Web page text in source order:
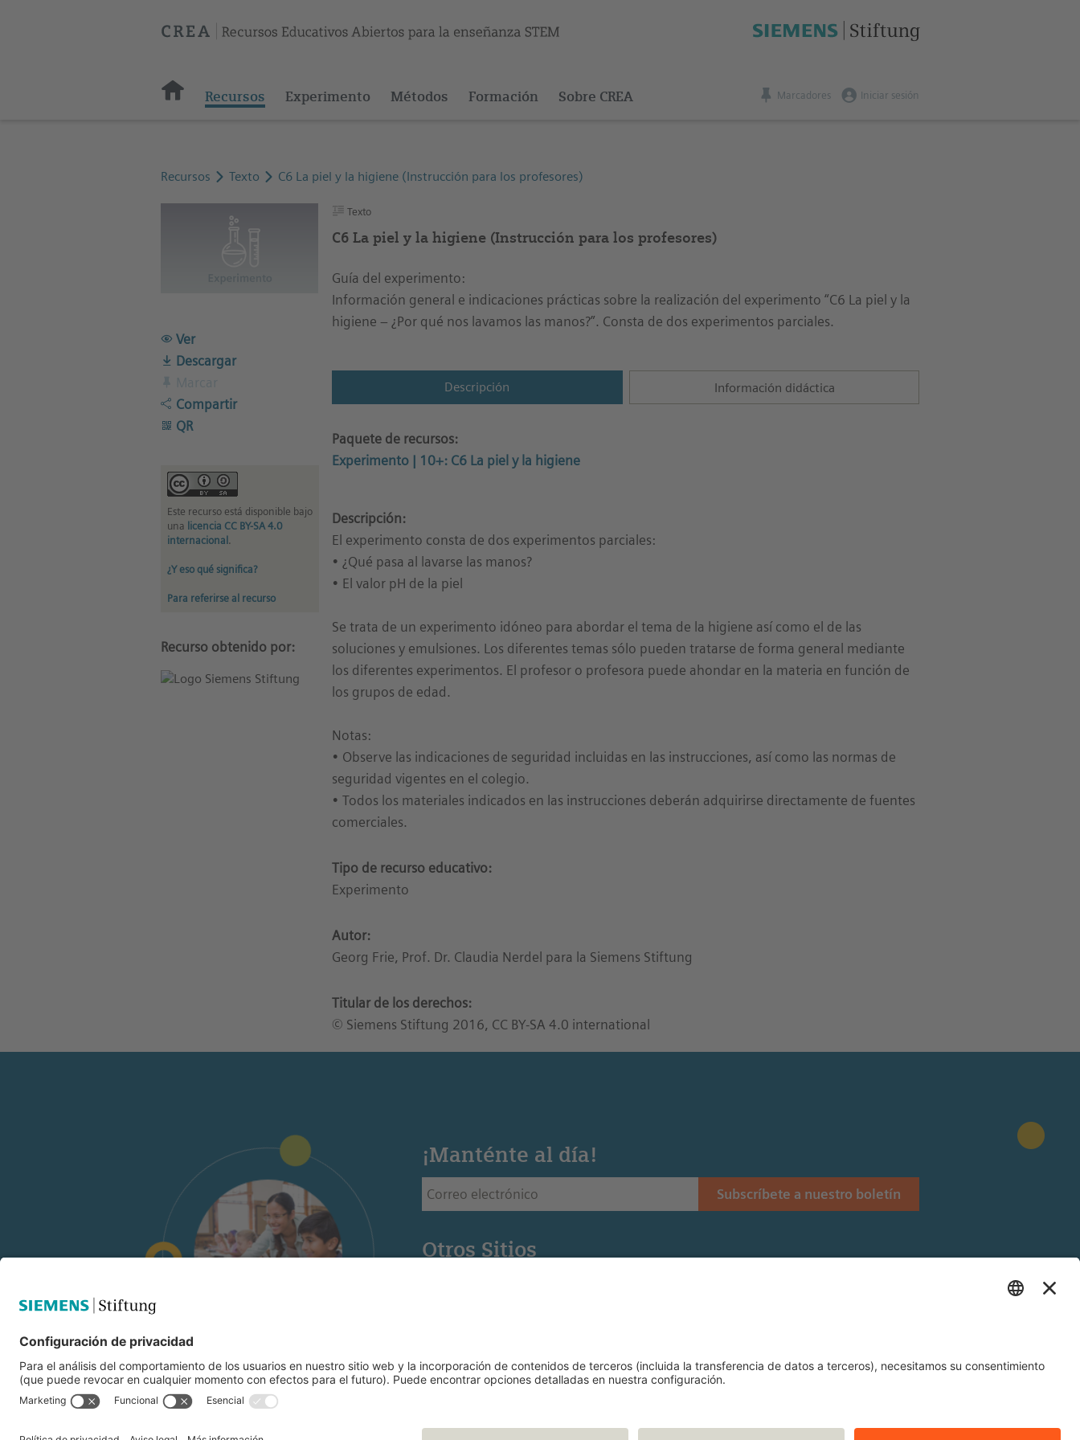
Recursos Experimento Métodos Formación Sobre CREA Marcadores Iniciar sesión
Recursos Texto C6 La piel y la higiene (Instrucción para los profesores)
Ver
Descargar
Compartir
QR
Este recurso está disponible bajo
una licencia CC BY-SA 4.0
internacional.
¿Y eso qué significa?
Para referirse al recurso
Recurso obtenido por:
Texto
C6 La piel y la higiene (Instrucción para los profesores)
Guía del experimento:
Información general e indicaciones prácticas sobre la realización del experimento “C6 La piel y la
higiene – ¿Por qué nos lavamos las manos?”. Consta de dos experimentos parciales.
Descripción Información didáctica
Paquete de recursos:
Experimento | 10+: C6 La piel y la higiene
Descripción:
El experimento consta de dos experimentos parciales:
• ¿Qué pasa al lavarse las manos?
• El valor pH de la piel
Se trata de un experimento idóneo para abordar el tema de la higiene así como el de las
soluciones y emulsiones. Los diferentes temas sólo pueden tratarse de forma general mediante
los diferentes experimentos. El profesor o profesora puede ahondar en la materia en función de
los grupos de edad.
Notas:
• Observe las indicaciones de seguridad incluidas en las instrucciones, así como las normas de
seguridad vigentes en el colegio.
• Todos los materiales indicados en las instrucciones deberán adquirirse directamente de fuentes
comerciales.
Tipo de recurso educativo:
Experimento
Autor:
Georg Frie, Prof. Dr. Claudia Nerdel para la Siemens Stiftung
Titular de los derechos:
© Siemens Stiftung 2016, CC BY-SA 4.0 international
¡Manténte al día!
Subscríbete a nuestro boletín
Otros Sitios